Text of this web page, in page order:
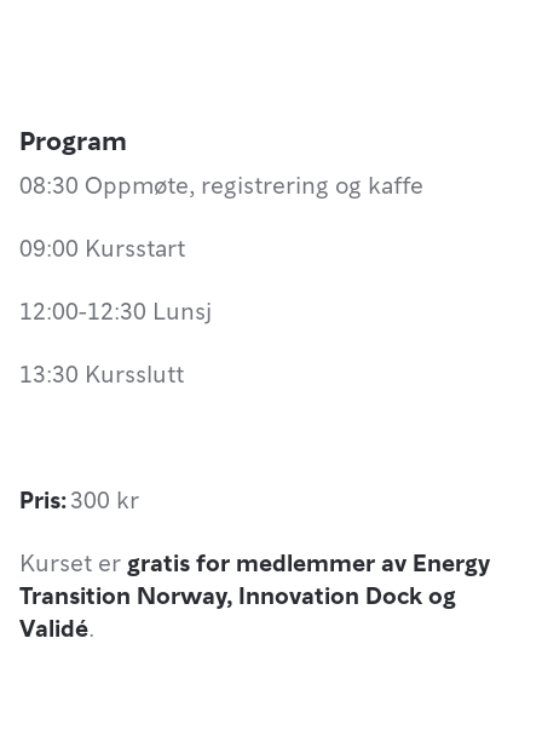
Program
08:30 Oppmøte, registrering og kaffe
09:00 Kursstart
12:00-12:30 Lunsj
13:30 Kursslutt
Pris:300 kr
Kurset er gratis for medlemmer av Energy
Transition Norway, Innovation Dock og
Validé.